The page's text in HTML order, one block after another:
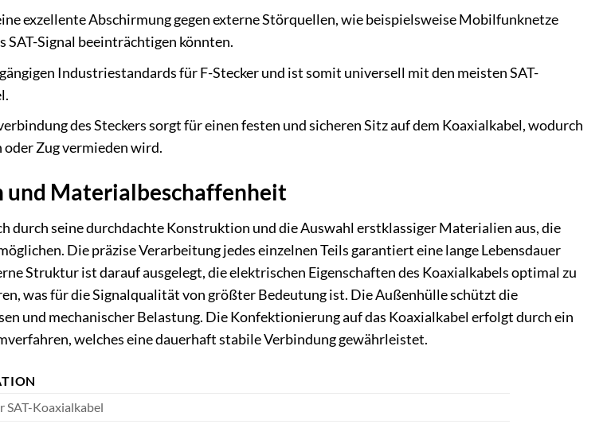
exzellente Abschirmung gegen externe Störquellen, wie beispielsweise Mobilfunknetze
SAT-Signal beeinträchtigen könnten.
Industriestandards für F-Stecker und ist somit universell mit den meisten SAT-
des Steckers sorgt für einen festen und sicheren Sitz auf dem Koaxialkabel, wodurch
Zug vermieden wird.
und Materialbeschaffenheit
durch seine durchdachte Konstruktion und die Auswahl erstklassiger Materialien aus, die
Die präzise Verarbeitung jedes einzelnen Teils garantiert eine lange Lebensdauer
Struktur ist darauf ausgelegt, die elektrischen Eigenschaften des Koaxialkabels optimal zu
was für die Signalqualität von größter Bedeutung ist. Die Außenhülle schützt die
und mechanischer Belastung. Die Konfektionierung auf das Koaxialkabel erfolgt durch ein
welches eine dauerhaft stabile Verbindung gewährleistet.
SAT-Koaxialkabel